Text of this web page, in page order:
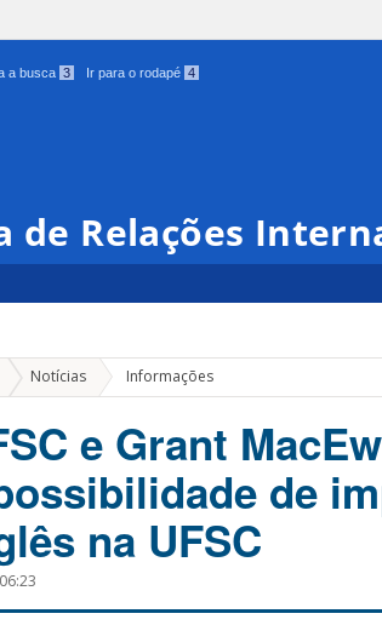
a busca 3 Ir para o rodapé 4
de Relações
Notícias Informações
e Grant
de
na UFSC